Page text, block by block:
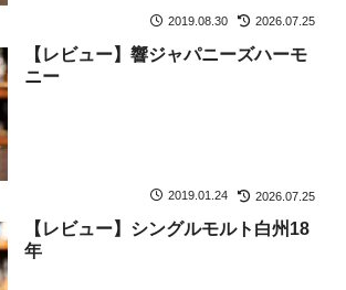
2019.08.30 2026.07.25
【レビュー】響ジャパニーズハーモ
ニー
2019.01.24 2026.07.25
【レビュー】シングルモルト白州18
年